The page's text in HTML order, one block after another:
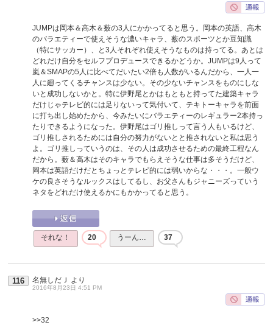
JUMPは岡本＆高木＆薮の3人にかかってると思う。岡本の英語、高木
のバラエティーで使えそうな濃いキャラ、薮のスポーツとか豆知識
（特にサッカー）、と3人それぞれ使えそうなものは持ってる。あとは
どれだけ自分をセルフプロデュースできるかどうか。JUMPは9人って
嵐＆SMAPの5人に比べてだいたい2倍も人数がいるんだから、一人一
人に廻ってくるチャンスは少ない。その少ないチャンスをものにしな
いと成功しないかと。特に伊野尾とかはもともと持ってた建築キャラ
だけじゃテレビ的には足りないって気付いて、テキトーキャラを前面
に打ち出し始めたから、今みたいにバラエティーのレギュラー2本持っ
たりできるようになった。伊野尾はゴリ推しって言う人もいるけど、
ゴリ推しされるためには自分の努力がないとと推されないと私は思う
よ。ゴリ推しっていうのは、その人は成功させるための最終工程なん
だから。薮＆高木はそのキャラでもらえそうな仕事は多そうだけど、
岡本は英語だけだとちょっとテレビ的には弱いからな・・・。一般ウ
ケの良さそうなルックスはしてるし、お父さんもジャニーズっていう
ネタをどれだけ使えるかにもかかってると思う。
それな！ 20 うーん… 37
116 名無しだＪ より
2016年8月23日 4:51 PM
>>32